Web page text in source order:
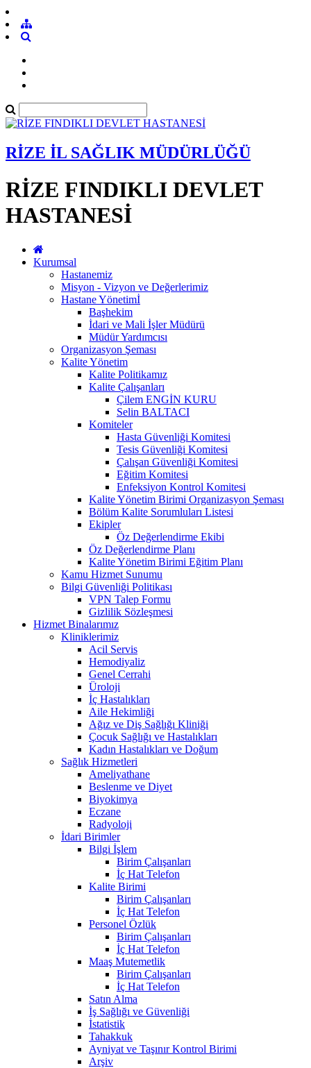
RİZE İL SAĞLIK MÜDÜRLÜĞÜ
RİZE FINDIKLI DEVLET
HASTANESİ
Kurumsal
Hastanemiz
Misyon - Vizyon ve Değerlerimiz
Hastane Yönetimİ
Başhekim
İdari ve Mali İşler Müdürü
Müdür Yardımcısı
Organizasyon Şeması
Kalite Yönetim
Kalite Politikamız
Kalite Çalışanları
Çilem ENGİN KURU
Selin BALTACI
Komiteler
Hasta Güvenliği Komitesi
Tesis Güvenliği Komitesi
Çalışan Güvenliği Komitesi
Eğitim Komitesi
Enfeksiyon Kontrol Komitesi
Kalite Yönetim Birimi Organizasyon Şeması
Bölüm Kalite Sorumluları Listesi
Ekipler
Öz Değerlendirme Ekibi
Öz Değerlendirme Planı
Kalite Yönetim Birimi Eğitim Planı
Kamu Hizmet Sunumu
Bilgi Güvenliği Politikası
VPN Talep Formu
Gizlilik Sözleşmesi
Hizmet Binalarımız
Kliniklerimiz
Acil Servis
Hemodiyaliz
Genel Cerrahi
Üroloji
İç Hastalıkları
Aile Hekimliği
Ağız ve Diş Sağlığı Kliniği
Çocuk Sağlığı ve Hastalıkları
Kadın Hastalıkları ve Doğum
Sağlık Hizmetleri
Ameliyathane
Beslenme ve Diyet
Biyokimya
Eczane
Radyoloji
İdari Birimler
Bilgi İşlem
Birim Çalışanları
İç Hat Telefon
Kalite Birimi
Birim Çalışanları
İç Hat Telefon
Personel Özlük
Birim Çalışanları
İç Hat Telefon
Maaş Mutemetlik
Birim Çalışanları
İç Hat Telefon
Satın Alma
İş Sağlığı ve Güvenliği
İstatistik
Tahakkuk
Ayniyat ve Taşınır Kontrol Birimi
Arşiv